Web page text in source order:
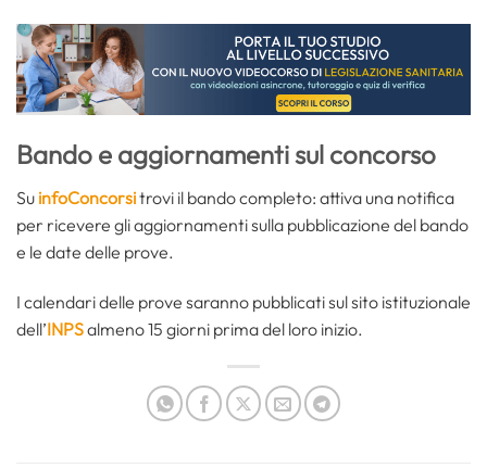
Bando e aggiornamenti sul concorso
Su infoConcorsitrovi il bando completo: attiva una notifica
per ricevere gli aggiornamenti sulla pubblicazione del bando
e le date delle prove.
I calendari delle prove saranno pubblicati sul sito istituzionale
dell’INPSalmeno 15 giorni prima del loro inizio.